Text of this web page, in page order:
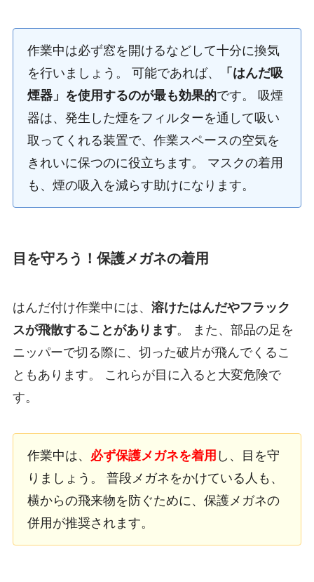
作業中は必ず窓を開けるなどして十分に換気
を行いましょう。 可能であれば、
「はんだ吸
煙器」を使用するのが最も効果的です。 吸煙
器は、発生した煙をフィルターを通して吸い
取ってくれる装置で、作業スペースの空気を
きれいに保つのに役立ちます。 マスクの着用
も、煙の吸入を減らす助けになります。
目を守ろう！保護メガネの着用
はんだ付け作業中には、 溶けたはんだやフラック
スが飛散することがあります。 また、部品の足を
ニッパーで切る際に、切った破片が飛んでくるこ
ともあります。 これらが目に入ると大変危険で
す。
作業中は、 必ず保護メガネを着用 し、目を守
りましょう。 普段メガネをかけている人も、
横からの飛来物を防ぐために、保護メガネの
併用が推奨されます。